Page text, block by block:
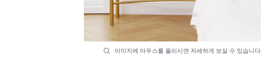
이미지에 마우스를 올리시면 자세하게 보실 수 있습니다.